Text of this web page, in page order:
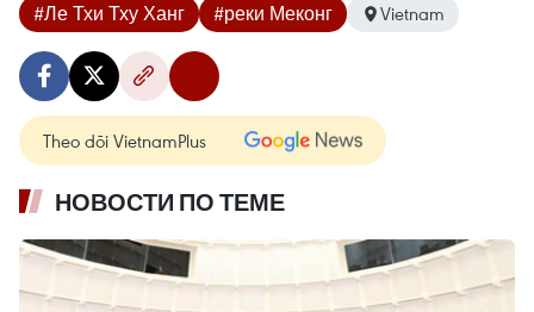
#Ле Тхи Тху Ханг #реки Меконг Vietnam
Theo dõi VietnamPlus
НОВОСТИ ПО ТЕМЕ